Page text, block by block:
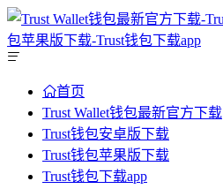
首页
Trust Wallet钱包最新官方下载
Trust钱包安卓版下载
Trust钱包苹果版下载
Trust钱包下载app